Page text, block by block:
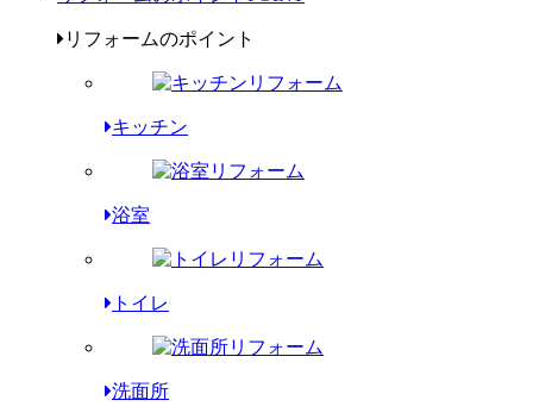
リフォームのポイント
キッチン
浴室
トイレ
洗面所